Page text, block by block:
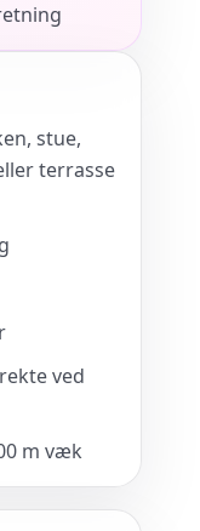
stue,
terrasse
ved
m væk